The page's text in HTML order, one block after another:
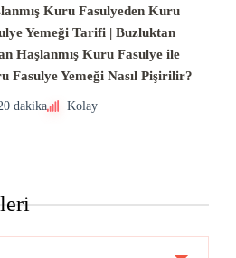
Kuru Fasulyeden Kuru
Yemeği Tarifi | Buzluktan
Haşlanmış Kuru Fasulye ile
Fasulye Yemeği Nasıl Pişirilir?
dakika Kolay